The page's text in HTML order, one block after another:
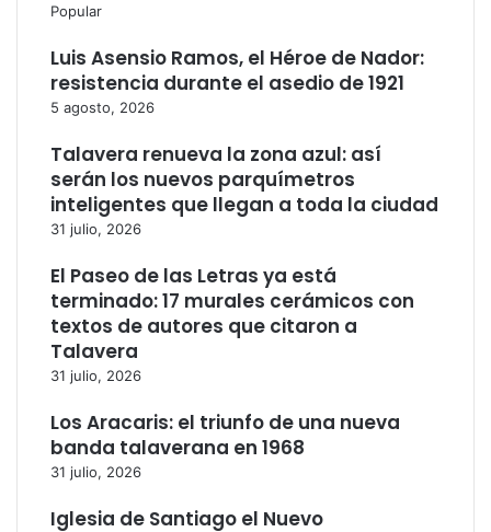
Popular
Luis Asensio Ramos, el Héroe de Nador:
resistencia durante el asedio de 1921
5 agosto, 2026
Talavera renueva la zona azul: así
serán los nuevos parquímetros
inteligentes que llegan a toda la ciudad
31 julio, 2026
El Paseo de las Letras ya está
terminado: 17 murales cerámicos con
textos de autores que citaron a
Talavera
31 julio, 2026
Los Aracaris: el triunfo de una nueva
banda talaverana en 1968
31 julio, 2026
Iglesia de Santiago el Nuevo